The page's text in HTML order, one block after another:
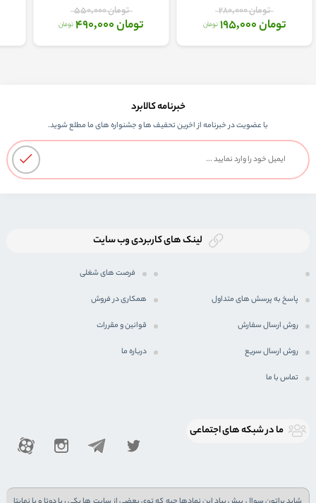
تومان 280,000
تومان 195,000 تومان
تومان 550,000
تومان 490,000 تومان
خبرنامه کالابرد
با عضویت در خبرنامه از اخرین تحفیف ها و جشنواره های ما مطلع شوید.
لینک های کاربردی وب سایت
فرصت های شغلی
پاسخ به پرسش های متداول همکاری در فروش
روش ارسال سفارش قوانین و مقررات
روش ارسال سریع درباره ما
تماس با ما
ما در شبكه های اجتماعی